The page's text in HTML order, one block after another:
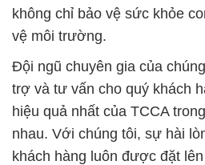
không chỉ bảo vệ sức khỏe
vệ môi trường.
Đội ngũ chuyên gia của
trợ và tư vấn cho quý khách
hiệu quả nhất của TCCA
nhau. Với chúng tôi, sự hài
khách hàng luôn được đặt